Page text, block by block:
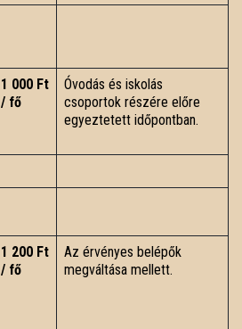
1 000 Ft
/ fő
Óvodás és iskolás
csoportok részére előre
egyeztetett időpontban.
1 200 Ft
/ fő
Az érvényes belépők
megváltása mellett.